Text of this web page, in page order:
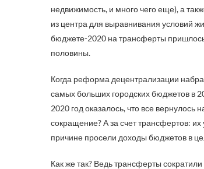
недвижимость, и много чего еще), а
из центра для выравнивания условий
бюджете-2020 на трансферты
половины.
Когда реформа децентрализации
самых больших городских бюджетов в
2020 год оказалось, что все вернулось
сокращение? А за счет трансфертов:
причине просели доходы бюджетов в
Как же так? Ведь трансферты